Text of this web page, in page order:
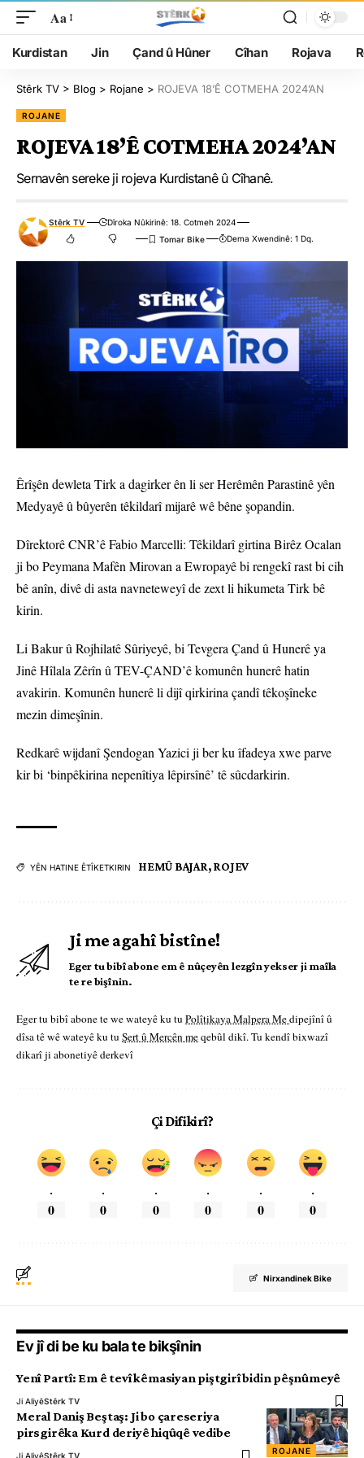
Aa
Kurdistan Jin Çand û Hûner Cîhan Rojava
Stêrk TV > Blog > Rojane > ROJEVA 18’Ê COTMEHA 2024’AN
ROJANE
ROJEVA 18’Ê COTMEHA 2024’AN
Sernavên sereke ji rojeva Kurdistanê û Cîhanê.
Stêrk TV
Dîroka Nûkirinê: 18. Cotmeh 2024
Dema Xwendinê: 1 Dq.
Êrîşên dewleta Tirk a dagirker ên li ser Herêmên Parastinê yên
Medyayê û bûyerên têkildarî mijarê wê bêne şopandin.
Dîrektorê CNR’ê Fabio Marcelli: Têkildarî girtina Birêz Ocalan
ji bo Peymana Mafên Mirovan a Ewropayê bi rengekî rast bi cih
bê anîn, divê di asta navneteweyî de zext li hikumeta Tirk bê
kirin.
Li Bakur û Rojhilatê Sûriyeyê, bi Tevgera Çand û Hunerê ya
Jinê Hîlala Zêrîn û TEV-ÇAND’ê komunên hunerê hatin
avakirin. Komunên hunerê li dijî qirkirina çandî têkoşîneke
mezin dimeşînin.
Redkarê wijdanî Şendogan Yazici ji ber ku îfadeya xwe parve
kir bi ‘binpêkirina nepenîtiya lêpirsînê’ tê sûcdarkirin.
YÊN HATINE ÊTÎKETKIRIN HEMÛ BAJAR,ROJEV
Ji me agahî bistîne!
Eger tu bibî abone em ê nûçeyên lezgîn yekser ji maîla
te re bişînin.
Eger tu bibî abone te we wateyê ku tu Polîtikaya Malpera Medipejînî û
dîsa tê wê wateyê ku tu Şert û Mercên meqebûl dikî. Tu kendî bixwazî
dikarî ji abonetiyê derkevî
Çi Difikirî?
.
0
.
0
.
0
.
0
.
0
.
0
Nirxandinek Bike
Ev jî di be ku bala te bikşînin
Yenî Partî: Em ê tevî kêmasiyan piştgirî bidin pêşnûmeyê
Ji AliyêStêrk TV
ROJANE
Meral Daniş Beştaş: Ji bo çareseriya
pirsgirêka Kurd deriyê hiqûqê vedibe
Ji AliyêStêrk TV